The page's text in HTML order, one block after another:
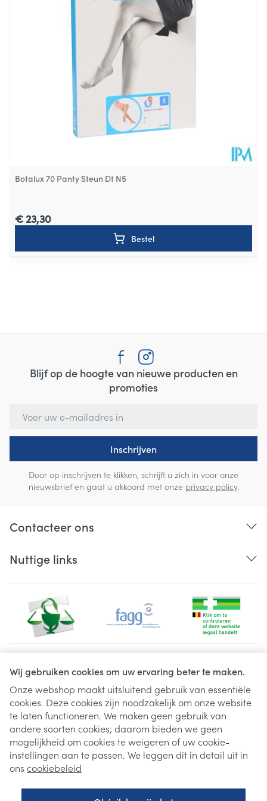
Wij gebruiken cookies om uw ervaring beter te maken.
Onze webshop maakt uitsluitend gebruik van essentiële
cookies. Deze cookies zijn noodzakelijk om onze website
te laten functioneren. We maken geen gebruik van
andere soorten cookies; daarom bieden we geen
mogelijkheid om cookies te weigeren of uw cookie-
instellingen aan te passen. We leggen dit in detail uit in
ons cookiebeleid
Kamertemperatuur (15°C - 25°C)
Botalux 70 Panty Steun Dt N5
€ 23,30
Bestel
Blijf op de hoogte van nieuwe producten en
promoties
Inschrijven
Door op inschrijven te klikken, schrijft u zich in voor onze
nieuwsbrief en gaat u akkoord met onze privacy policy.
Contacteer ons
Nuttige links
Juridische links